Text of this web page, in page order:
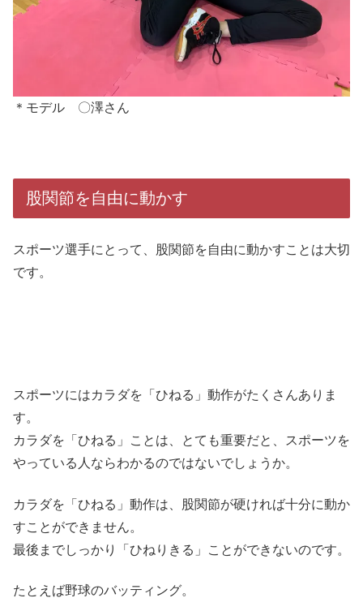
＊モデル 〇澤さん
股関節を自由に動かす
スポーツ選手にとって、股関節を自由に動かすことは大切
です。
スポーツにはカラダを「ひねる」動作がたくさんありま
す。
カラダを「ひねる」ことは、とても重要だと、スポーツを
やっている人ならわかるのではないでしょうか。
カラダを「ひねる」動作は、股関節が硬ければ十分に動か
すことができません。
最後までしっかり「ひねりきる」ことができないのです。
たとえば野球のバッティング。